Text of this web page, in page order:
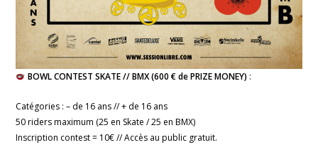
BOWL CONTEST SKATE // BMX (600 € de PRIZE MONEY) :
Catégories : – de 16 ans // + de 16 ans
50 riders maximum (25 en Skate / 25 en BMX)
Inscription contest = 10€ // Accès au public gratuit.